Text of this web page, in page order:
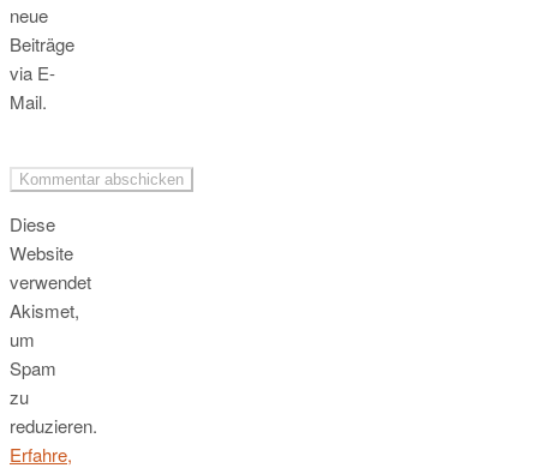
neue
Beiträge
via E-
Mail.
Diese
Website
verwendet
Akismet,
um
Spam
zu
reduzieren.
Erfahre,